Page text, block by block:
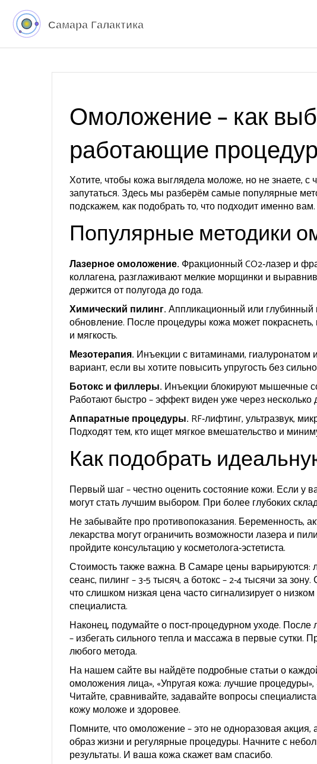
Омоложение – как
работающие
Хотите, чтобы кожа выглядела моложе, но не знаете, с
запутаться. Здесь мы разберём самые популярные
подскажем, как подобрать то, что подходит именно вам.
Популярные методики
Лазерное омоложение. Фракционный CO2‑лазер и
коллагена, разглаживают мелкие морщинки и
держится от полугода до года.
Химический пилинг.Аппликационный или глубинный
обновление. После процедуры кожа может
и мягкость.
Мезотерапия. Инъекции с витаминами,
вариант, если вы хотите повысить упругость без
Ботокс и филлеры. Инъекции блокируют мышечные
Работают быстро – эффект виден уже через
Аппаратные процедуры. RF‑лифтинг, ультразвук,
Подходят тем, кто ищет мягкое вмешательство и
Как подобрать
Первый шаг – честно оценить состояние кожи. Если у
могут стать лучшим выбором. При более глубоких
Не забывайте про противопоказания. Беременность,
лекарства могут ограничить возможности лазера и
пройдите консультацию у косметолога‑эстетиста.
Стоимость также важна. В Самаре цены варьируются:
сеанс, пилинг – 3‑5 тысяч, а ботокс – 2‑4 тысячи за
что слишком низкая цена часто сигнализирует о
специалиста.
Наконец, подумайте о пост‑процедурном уходе.
– избегать сильного тепла и массажа в первые
любого метода.
На нашем сайте вы найдёте подробные статьи о
омоложения лица», «Упругая кожа: лучшие
Читайте, сравнивайте, задавайте вопросы
кожу моложе и здоровее.
Помните, что омоложение – это не одноразовая
образ жизни и регулярные процедуры. Начните с
результаты. И ваша кожа скажет вам спасибо.